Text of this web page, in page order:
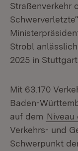
Straßenverkehr
Strobl
2025 in Stuttgart.
Mit 63.170
Baden-
auf dem Niveau
Verkehrs- und
Schwerpunkt